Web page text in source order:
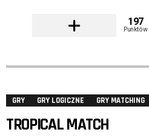
197
Punktów
GRY GRY LOGICZNE GRY MATCHING
TROPICAL MATCH